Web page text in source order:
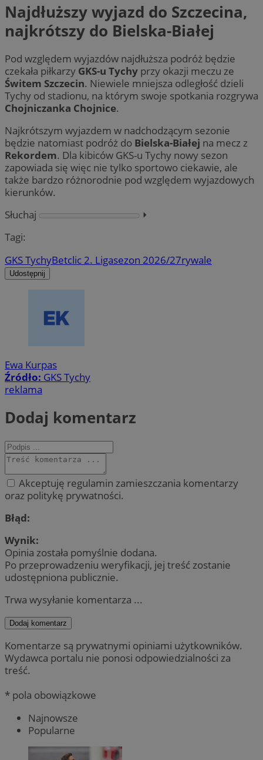
Najdłuższy wyjazd do Szczecina,
najkrótszy do Bielska-Białej
Pod względem wyjazdów najdłuższa podróż będzie
czekała piłkarzy GKS-u Tychy przy okazji meczu ze
Świtem Szczecin. Niewiele mniejsza odległość dzieli
Tychy od stadionu, na którym swoje spotkania rozgrywa
Chojniczanka Chojnice.
Najkrótszym wyjazdem w nadchodzącym sezonie
będzie natomiast podróż do Bielska-Białej na mecz z
Rekordem. Dla kibiców GKS-u Tychy nowy sezon
zapowiada się więc nie tylko sportowo ciekawie, ale
także bardzo różnorodnie pod względem wyjazdowych
kierunków.
Słuchaj
⏵︎
Tagi:
GKS TychyBetclic 2. Ligasezon 2026/27rywale
Udostępnij
Ewa Kurpas
Źródło: GKS Tychy
reklama
Dodaj komentarz
Akceptuję regulamin zamieszczania komentarzy
oraz politykę prywatności.
Błąd:
Wynik:
Opinia została pomyślnie dodana.
Po przeprowadzeniu weryfikacji, jej treść zostanie
udostępniona publicznie.
Trwa wysyłanie komentarza ...
Dodaj komentarz
Komentarze są prywatnymi opiniami użytkowników.
Wydawca portalu nie ponosi odpowiedzialności za
treść.
* pola obowiązkowe
Najnowsze
Popularne